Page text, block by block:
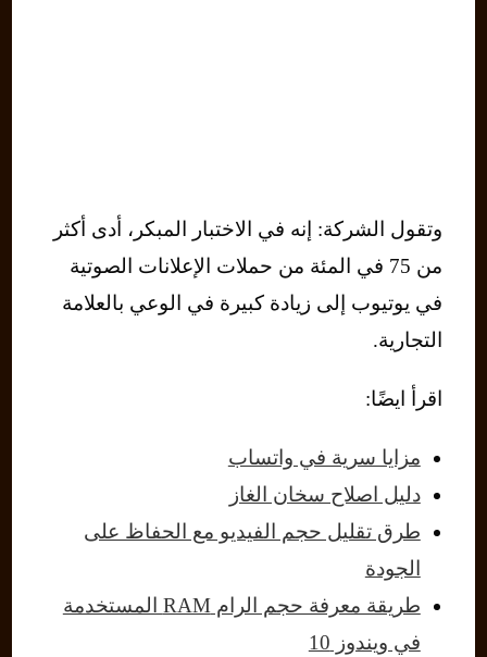
وتقول الشركة: إنه في الاختبار المبكر، أدى أكثر
من 75 في المئة من حملات الإعلانات الصوتية
في يوتيوب إلى زيادة كبيرة في الوعي بالعلامة
التجارية.
اقرأ ايضًا:
مزايا سرية في واتساب
دليل اصلاح سخان الغاز
طرق تقليل حجم الفيديو مع الحفاظ على
الجودة
طريقة معرفة حجم الرام RAM المستخدمة
في ويندوز 10